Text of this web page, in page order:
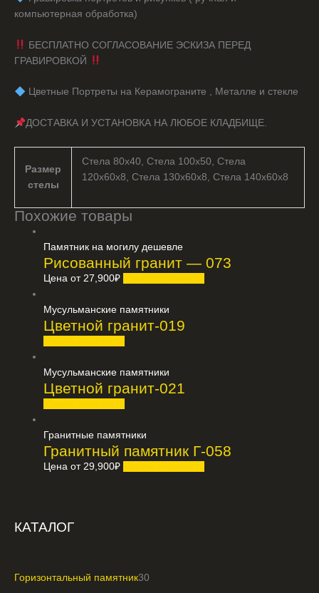
компьютерная обработка)
БЕСПЛАТНО СОГЛАСОВАНИЕ ЭСКИЗА ПЕРЕД
ГРАВИРОВКОЙ
️ Цветные Портреты на Керамограните , Металле и стекле
ДОСТАВКА И УСТАНОВКА НА ЛЮБОЕ КЛАДБИЩЕ.
Размер
стелы
Стела 80х40, Стела 100х50, Стела
120х60х8, Стела 130х60х8, Стела 140х60х8
Похожие товары
Памятник на могилу дешевле
Рисованный гранит — 073
Цена от27,900₽
Мусульманские памятники
Цветной гранит-019
Мусульманские памятники
Цветной гранит-021
Гранитные памятники
Гранитный памятник Г-058
Цена от29,900₽
КАТАЛОГ
Горизонтальный памятник30